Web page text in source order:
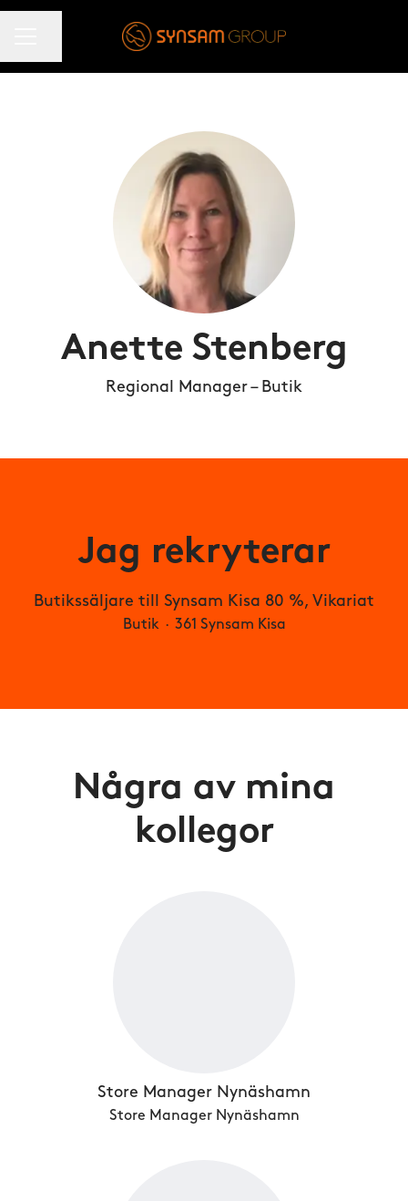
Anette Stenberg
Regional Manager – Butik
Jag rekryterar
Butikssäljare till Synsam Kisa 80 %, Vikariat
Butik · 361 Synsam Kisa
Några av mina
kollegor
Store Manager Nynäshamn
Store Manager Nynäshamn